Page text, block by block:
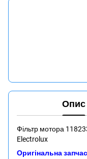
Опис
Фільтр мотора
Electrolux
Оригінальна